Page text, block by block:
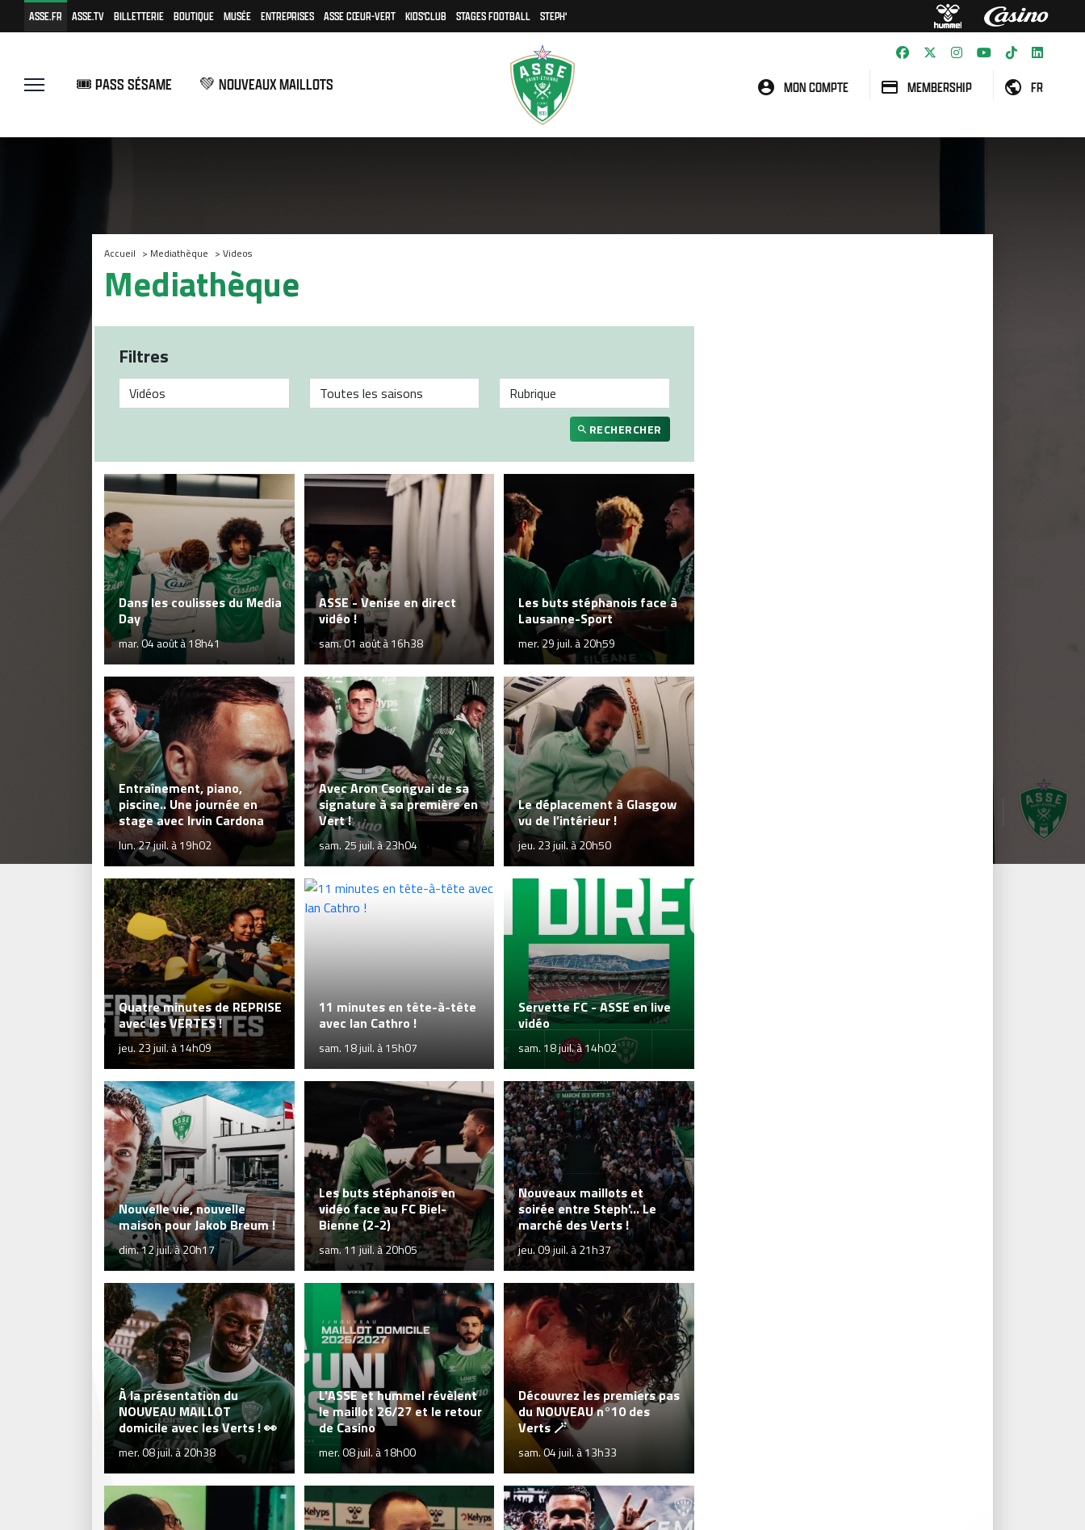
ASSE.FR ASSE.TV BILLETTERIE BOUTIQUE MUSÉE ENTREPRISES ASSE CŒUR-VERT KIDS'CLUB STAGES FOOTBALL STEPH'
🎟️ PASS SÉSAME 💚 NOUVEAUX MAILLOTS MON COMPTE MEMBERSHIP FR
Accueil > Mediathèque > Videos
Mediathèque
Filtres
RECHERCHER
Dans les coulisses du Media
Day
mar. 04 août à 18h41
ASSE - Venise en direct
vidéo !
sam. 01 août à 16h38
Les buts stéphanois face à
Lausanne-Sport
mer. 29 juil. à 20h59
Entraînement, piano,
piscine.. Une journée en
stage avec Irvin Cardona
lun. 27 juil. à 19h02
Avec Aron Csongvai de sa
signature à sa première en
Vert !
sam. 25 juil. à 23h04
Le déplacement à Glasgow
vu de l’intérieur !
jeu. 23 juil. à 20h50
Quatre minutes de REPRISE
avec les VERTES !
jeu. 23 juil. à 14h09
11 minutes en tête-à-tête
avec Ian Cathro !
sam. 18 juil. à 15h07
Servette FC - ASSE en live
vidéo
sam. 18 juil. à 14h02
Nouvelle vie, nouvelle
maison pour Jakob Breum !
dim. 12 juil. à 20h17
Les buts stéphanois en
vidéo face au FC Biel-
Bienne (2-2)
sam. 11 juil. à 20h05
Nouveaux maillots et
soirée entre Steph'... Le
marché des Verts !
jeu. 09 juil. à 21h37
À la présentation du
NOUVEAU MAILLOT
domicile avec les Verts ! 👀
mer. 08 juil. à 20h38
L'ASSE et hummel révèlent
le maillot 26/27 et le retour
de Casino
mer. 08 juil. à 18h00
Découvrez les premiers pas
du NOUVEAU n°10 des
Verts 🪄
sam. 04 juil. à 13h33